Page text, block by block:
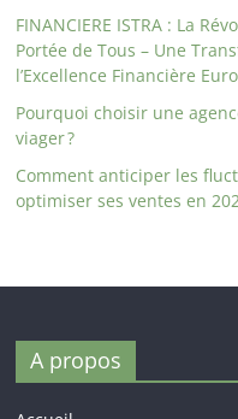
FINANCIERE ISTRA : La
Portée de Tous – Une
l’Excellence Financière
Pourquoi choisir une
viager ?
Comment anticiper les
optimiser ses ventes en
A propos